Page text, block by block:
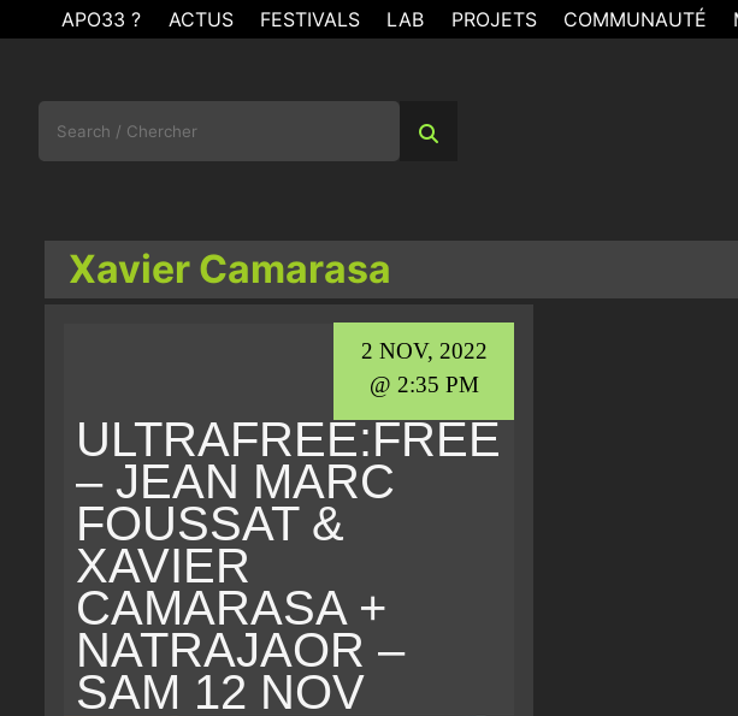
to
APO33 ? ACTUS FESTIVALS LAB PROJETS COMMUNAUTÉ
for:
Xavier Camarasa
2 NOV, 2022
@ 2:35 PM
ULTRAFREE:FREE
– JEAN MARC
FOUSSAT &
XAVIER
CAMARASA +
NATRAJAOR –
SAM 12 NOV